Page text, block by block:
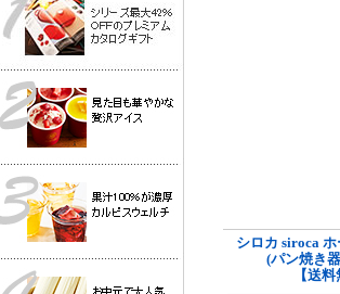
シロカ siroca
(パン焼き
【送